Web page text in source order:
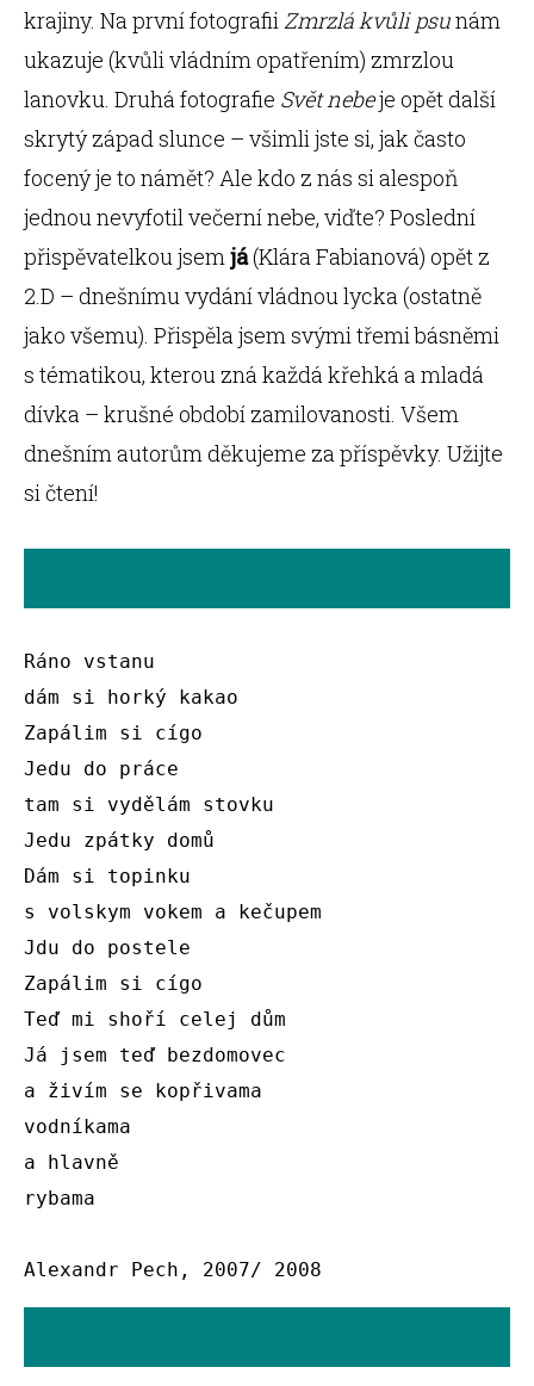
krajiny. Na první fotografii Zmrzlá kvůli psunám
ukazuje (kvůli vládním opatřením) zmrzlou
lanovku. Druhá fotografie Svět nebeje opět další
skrytý západ slunce – všimli jste si, jak často
focený je to námět? Ale kdo z nás si alespoň
jednou nevyfotil večerní nebe, viďte? Poslední
přispěvatelkou jsemjá(Klára Fabianová) opět z
2.D – dnešnímu vydání vládnou lycka (ostatně
jako všemu). Přispěla jsem svými třemi básněmi
s tématikou, kterou zná každá křehká a mladá
dívka – krušné období zamilovanosti. Všem
dnešním autorům děkujeme za příspěvky. Užijte
si čtení!
Ráno vstanu
dám si horký kakao
Zapálim si cígo
Jedu do práce
tam si vydělám stovku
Jedu zpátky domů
Dám si topinku
s volskym vokem a kečupem
Jdu do postele
Zapálim si cígo
Teď mi shoří celej dům
Já jsem teď bezdomovec
a živím se kopřivama
vodníkama
a hlavně
rybama
Alexandr Pech, 2007/ 2008